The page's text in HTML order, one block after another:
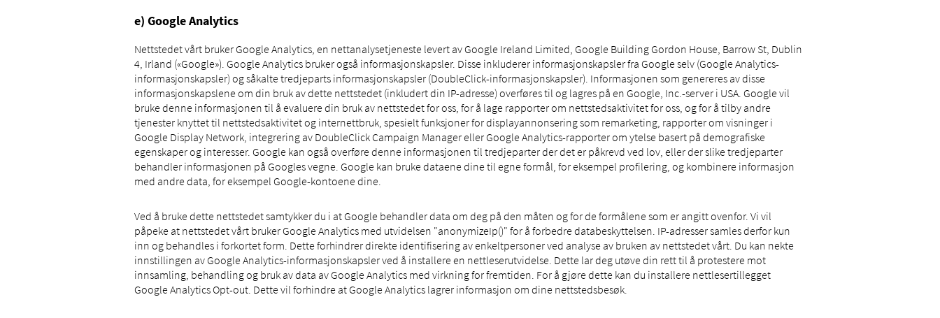
e) Google Analytics
Nettstedet vårt bruker Google Analytics, en nettanalysetjeneste levert av Google Ireland Limited, Google Building Gordon House, Barrow St, Dublin
4, Irland («Google»). Google Analytics bruker også informasjonskapsler. Disse inkluderer informasjonskapsler fra Google selv (Google Analytics-
informasjonskapsler) og såkalte tredjeparts informasjonskapsler (DoubleClick-informasjonskapsler). Informasjonen som genereres av disse
informasjonskapslene om din bruk av dette nettstedet (inkludert din IP-adresse) overføres til og lagres på en Google, Inc.-server i USA. Google vil
bruke denne informasjonen til å evaluere din bruk av nettstedet for oss, for å lage rapporter om nettstedsaktivitet for oss, og for å tilby andre
tjenester knyttet til nettstedsaktivitet og internettbruk, spesielt funksjoner for displayannonsering som remarketing, rapporter om visninger i
Google Display Network, integrering av DoubleClick Campaign Manager eller Google Analytics-rapporter om ytelse basert på demografiske
egenskaper og interesser. Google kan også overføre denne informasjonen til tredjeparter der det er påkrevd ved lov, eller der slike tredjeparter
behandler informasjonen på Googles vegne. Google kan bruke dataene dine til egne formål, for eksempel profilering, og kombinere informasjon
med andre data, for eksempel Google-kontoene dine.
Ved å bruke dette nettstedet samtykker du i at Google behandler data om deg på den måten og for de formålene som er angitt ovenfor. Vi vil
påpeke at nettstedet vårt bruker Google Analytics med utvidelsen "anonymizeIp()" for å forbedre databeskyttelsen. IP-adresser samles derfor kun
inn og behandles i forkortet form. Dette forhindrer direkte identifisering av enkeltpersoner ved analyse av bruken av nettstedet vårt. Du kan nekte
innstillingen av Google Analytics-informasjonskapsler ved å installere en nettleserutvidelse. Dette lar deg utøve din rett til å protestere mot
innsamling, behandling og bruk av data av Google Analytics med virkning for fremtiden. For å gjøre dette kan du installere nettlesertillegget
Google Analytics Opt-out. Dette vil forhindre at Google Analytics lagrer informasjon om dine nettstedsbesøk.